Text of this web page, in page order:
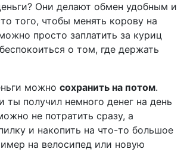
Они делают обмен удобным и
того, чтобы менять корову на
просто заплатить за куриц
о том, где держать
можно сохранить на потом.
ты получил немного денег на день
не потратить сразу, а
и накопить на что-то большое
на велосипед или новую